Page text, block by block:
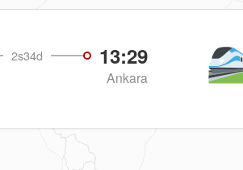
2s34d 13:29
Ankara